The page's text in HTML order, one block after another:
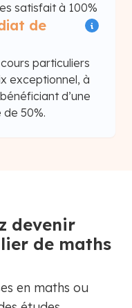
satisfait à 100%
de
particuliers
exceptionnel, à
d’une
50%.
devenir
de maths
en maths ou